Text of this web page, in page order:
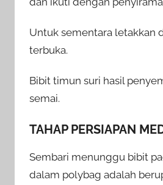
Untuk sementara letakkan
terbuka.
Bibit timun suri hasil
semai.
TAHAP PERSIAPAN
Sembari menunggu bibit
dalam polybag adalah